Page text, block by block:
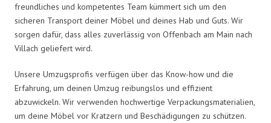
freundliches und kompetentes Team kümmert sich um den
sicheren Transport deiner Möbel und deines Hab und Guts. Wir
sorgen dafür, dass alles zuverlässig von Offenbach am Main nach
Villach geliefert wird.
Unsere Umzugsprofis verfügen über das Know-how und die
Erfahrung, um deinen Umzug reibungslos und effizient
abzuwickeln. Wir verwenden hochwertige Verpackungsmaterialien,
um deine Möbel vor Kratzern und Beschädigungen zu schützen.